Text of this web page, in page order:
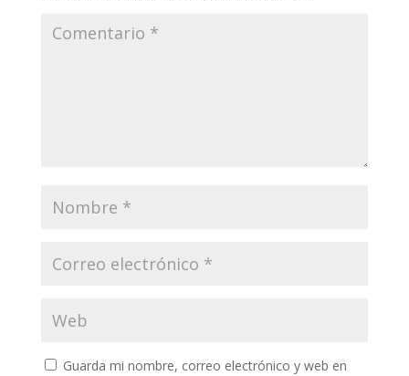
Guarda mi nombre, correo electrónico y web en